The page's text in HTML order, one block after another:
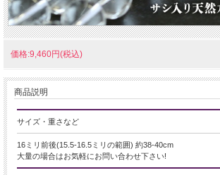
価格:9,460円(税込)
商品説明
サイズ・重さなど
16ミリ前後(15.5-16.5ミリの範囲) 約38-40cm
大量の場合はお気軽にお問い合わせ下さい!